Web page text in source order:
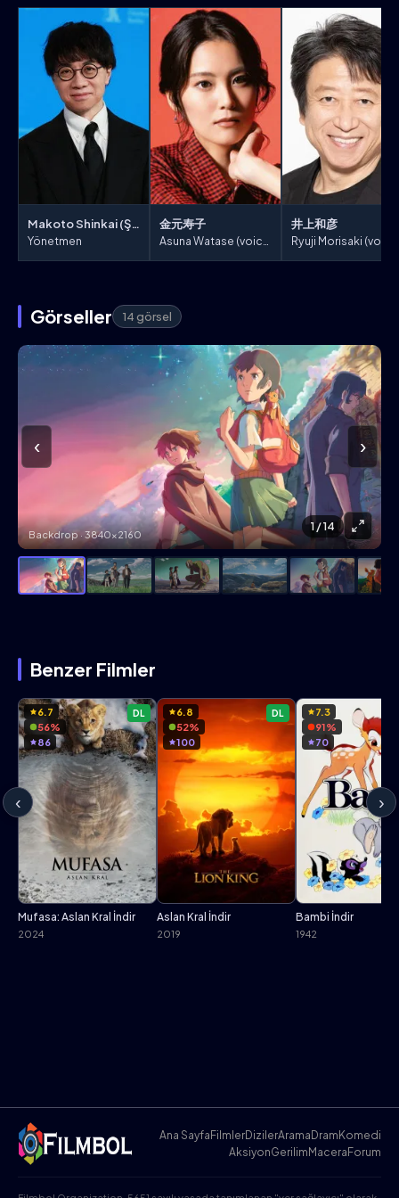
Makoto Shinkai (Şinkay)
Yönetmen
金元寿子 井上和彦
Ryuji Morisaki
Görseller 14 görsel
‹
Backdrop · 3840×2160
›
1/ 14
Benzer Filmler
‹
DL
6.7
56%
86
Mufasa: Aslan Kral İndir
2024
DL
6.8
52%
100
Aslan Kral İndir
2019
7.3
91%
70
Bambi İndir
1942
›
Ana Sayfa FilmlerDizilerArama Dram Komedi
AksiyonGerilim Macera Forum